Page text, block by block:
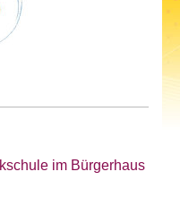
im Bürgerhaus